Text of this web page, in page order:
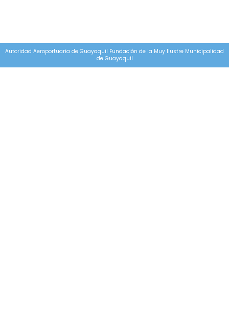
Autoridad Aeroportuaria de Guayaquil Fundación de la Muy Ilustre Municipalidad
de Guayaquil